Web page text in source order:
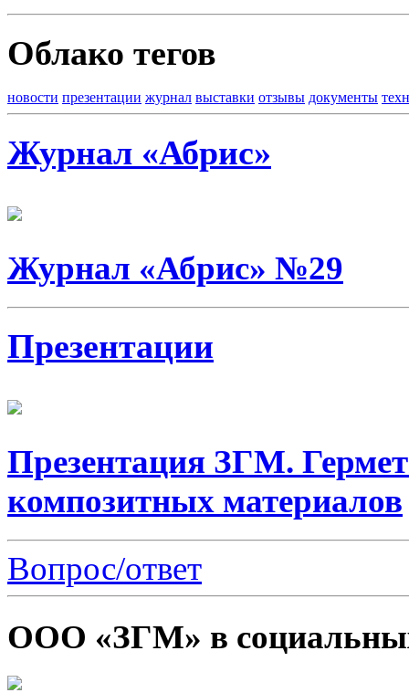
Облако тегов
новости презентации журнал выставки отзывы документы
Журнал «Абрис»
Журнал «Абрис» №29
Презентации
Презентация ЗГМ.
композитных материалов
Вопрос/ответ
ООО «ЗГМ» в